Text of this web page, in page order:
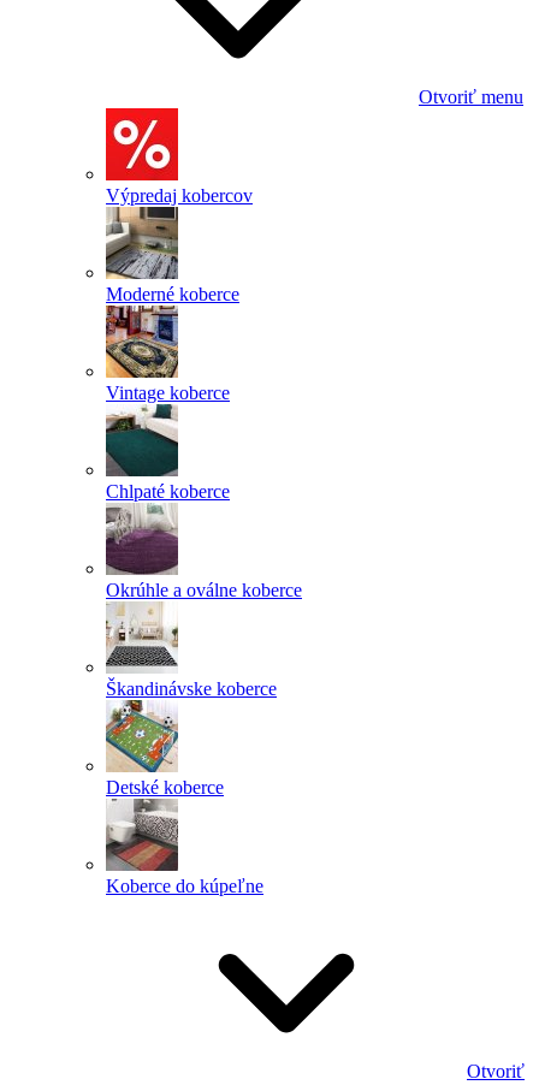
Otvoriť menu
Výpredaj kobercov
Moderné koberce
Vintage koberce
Chlpaté koberce
Okrúhle a oválne koberce
Škandinávske koberce
Detské koberce
Koberce do kúpeľne
Otvoriť